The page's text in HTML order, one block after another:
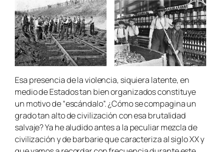
Esa presencia de la violencia, siquiera latente, en
medio de Estados tan bien organizados constituye
un motivo de “escándalo”. ¿Cómo se compagina un
grado tan alto de civilización con esa brutalidad
salvaje? Ya he aludido antes a la peculiar mezcla de
civilización y de barbarie que caracteriza al siglo XX y